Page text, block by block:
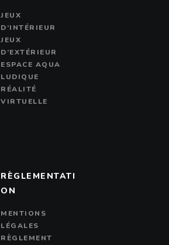
JEUX
D’INTÉRIEUR
JEUX
D’EXTÉRIEUR
ESPACE AQUA
LUDIQUE
RÉALITÉ
VIRTUELLE
RÈGLEMENTATI
ON
MENTIONS
LÉGALES
RÈGLEMENT